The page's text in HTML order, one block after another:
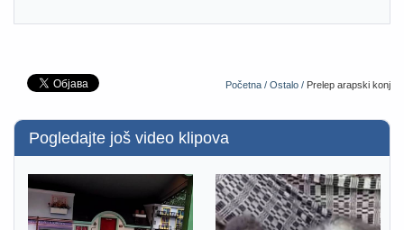
Početna / Ostalo / Prelep arapski konj
Pogledajte još video klipova